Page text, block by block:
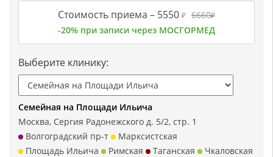
Стоимость приема – 5550 ₽ 6660₽
-20% при записи через МОСГОРМЕД
Выберите клинику:
Семейная на Площади Ильича
Москва, Сергия Радонежского д. 5/2, стр. 1
Волгоградский пр-т
Марксистская
Площадь Ильича
Римская Таганская
Чкаловская